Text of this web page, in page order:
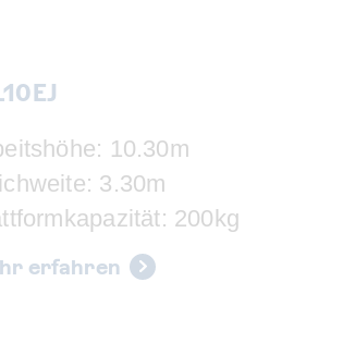
10.30m
3.30m
200kg
erfahren